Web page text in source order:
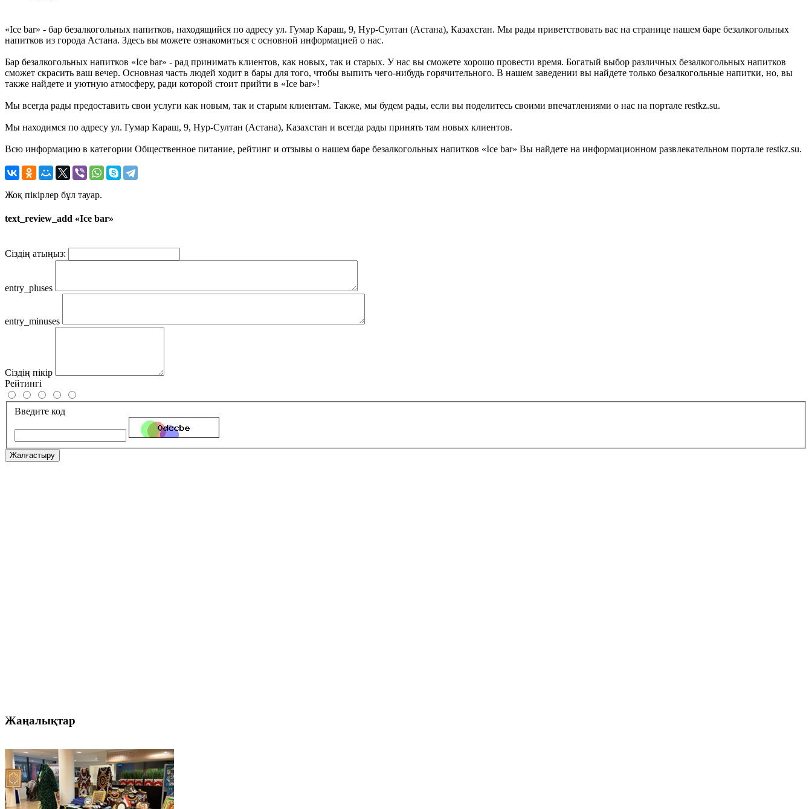
«Ice bar» - бар безалкогольных напитков, находящийся по адресу ул. Гумар Караш, 9, Нур-Султан (Астана), Казахстан. Мы рады приветствовать вас на странице нашем баре безалкогольных
напитков из города Астана. Здесь вы можете ознакомиться с основной информацией о нас.
Бар безалкогольных напитков «Ice bar» - рад принимать клиентов, как новых, так и старых. У нас вы сможете хорошо провести время. Богатый выбор различных безалкогольных напитков
сможет скрасить ваш вечер. Основная часть людей ходит в бары для того, чтобы выпить чего-нибудь горячительного. В нашем заведении вы найдете только безалкогольные напитки, но, вы
также найдете и уютную атмосферу, ради которой стоит прийти в «Ice bar»!
Мы всегда рады предоставить свои услуги как новым, так и старым клиентам. Также, мы будем рады, если вы поделитесь своими впечатлениями о нас на портале restkz.su.
Мы находимся по адресу ул. Гумар Караш, 9, Нур-Султан (Астана), Казахстан и всегда рады принять там новых клиентов.
Всю информацию в категории Общественное питание, рейтинг и отзывы о нашем баре безалкогольных напитков «Ice bar» Вы найдете на информационном развлекательном портале restkz.su.
Жоқ пікірлер бұл тауар.
text_review_add «Ice bar»
Сіздің атыңыз:
entry_pluses
entry_minuses
Сіздің пікір
Рейтингі
Введите код
Жалғастыру
Жаңалықтар